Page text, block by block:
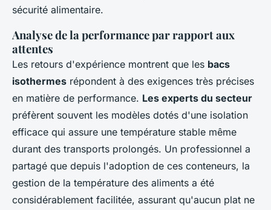
sécurité alimentaire.
Analyse de la performance par rapport aux
attentes
Les retours d'expérience montrent que les bacs
isothermes répondent à des exigences très précises
en matière de performance. Les experts du secteur
préfèrent souvent les modèles dotés d'une isolation
efficace qui assure une température stable même
durant des transports prolongés. Un professionnel a
partagé que depuis l'adoption de ces conteneurs, la
gestion de la température des aliments a été
considérablement facilitée, assurant qu'aucun plat ne